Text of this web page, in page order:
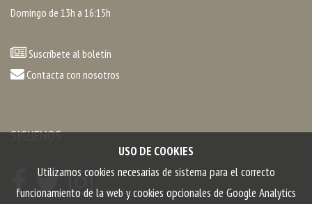
USO DE COOKIES
Utilizamos cookies necesarias de sistema para el correcto
funcionamiento de la web y cookies opcionales de Google Analytics
Domingo de 13h a 16:15h
Suscríbete al boletín
Contacta con nosotros
SIGUENOS